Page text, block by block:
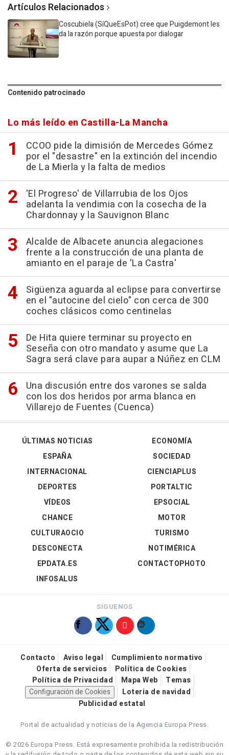
Artículos Relacionados
Coscubiela (SíQueEsPot) cree que Puigdemont les
da la razón porque apuesta por dialogar
Contenido patrocinado
Lo más leído en Castilla-La Mancha
CCOO pide la dimisión de Mercedes Gómez
por el "desastre" en la extinción del incendio
de La Mierla y la falta de medios
'El Progreso' de Villarrubia de los Ojos
adelanta la vendimia con la cosecha de la
Chardonnay y la Sauvignon Blanc
Alcalde de Albacete anuncia alegaciones
frente a la construcción de una planta de
amianto en el paraje de 'La Castra'
Sigüenza aguarda al eclipse para convertirse
en el "autocine del cielo" con cerca de 300
coches clásicos como centinelas
De Hita quiere terminar su proyecto en
Seseña con otro mandato y asume que La
Sagra será clave para aupar a Núñez en CLM
Una discusión entre dos varones se salda
con los dos heridos por arma blanca en
Villarejo de Fuentes (Cuenca)
ÚLTIMAS NOTICIAS
ESPAÑA
INTERNACIONAL
DEPORTES
VÍDEOS
ECONOMÍA
SOCIEDAD
CIENCIAPLUS
PORTALTIC
EPSOCIAL
CHANCE
CULTURAOCIO
DESCONECTA
EPDATA.ES
INFOSALUS
MOTOR
TURISMO
NOTIMÉRICA
CONTACTOPHOTO
SÍGUENOS
Contacto Aviso legal
Cumplimiento normativo
Oferta de servicios
Política de Cookies
Política de Privacidad
Mapa Web
Temas
Configuración de Cookies
Loteria de navidad
Publicidad estatal
Portal de actualidad y noticias de la Agencia Europa Press.
© 2026 Europa Press. Está expresamente prohibida la redistribución